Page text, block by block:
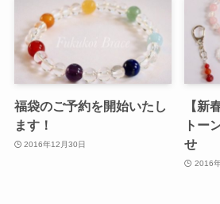
福袋のご予約を開始いたし
ます！
2016年12月30日
【新
トー
せ
2016